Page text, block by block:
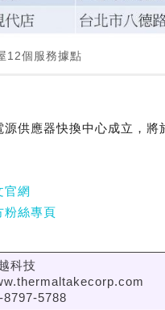
12個服務據點
供應器快換中心成立，將
官網
粉絲專頁
科技
8797-5788